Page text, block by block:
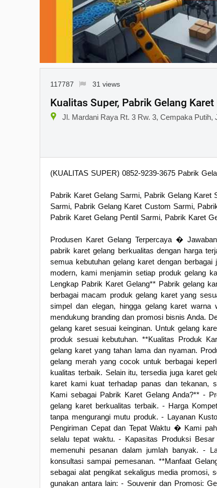
117787 31 views
Kualitas Super, Pabrik Gelang
Jl. Mardani Raya Rt. 3 Rw. 3, Cempaka Putih,
(KUALITAS SUPER) 0852-9239-3675 Pabrik
Pabrik Karet Gelang Sarmi, Pabrik Gelang
Sarmi, Pabrik Gelang Karet Custom Sarmi,
Pabrik Karet Gelang Pentil Sarmi, Pabrik Karet
Produsen Karet Gelang Terpercaya �
pabrik karet gelang berkualitas dengan harga
semua kebutuhan gelang karet dengan
modern, kami menjamin setiap produk gelang
Lengkap Pabrik Karet Gelang** Pabrik gelang
berbagai macam produk gelang karet yang
simpel dan elegan, hingga gelang karet
mendukung branding dan promosi bisnis Anda.
gelang karet sesuai keinginan. Untuk gelang
produk sesuai kebutuhan. **Kualitas Produk
gelang karet yang tahan lama dan nyaman.
gelang merah yang cocok untuk berbagai
kualitas terbaik. Selain itu, tersedia juga karet
karet kami kuat terhadap panas dan tekanan,
Kami sebagai Pabrik Karet Gelang Anda?** -
gelang karet berkualitas terbaik. - Harga
tanpa mengurangi mutu produk. - Layanan
Pengiriman Cepat dan Tepat Waktu � Kami
selalu tepat waktu. - Kapasitas Produksi
memenuhi pesanan dalam jumlah banyak. -
konsultasi sampai pemesanan. **Manfaat
sebagai alat pengikat sekaligus media promosi,
gunakan antara lain: - Souvenir dan Promosi: